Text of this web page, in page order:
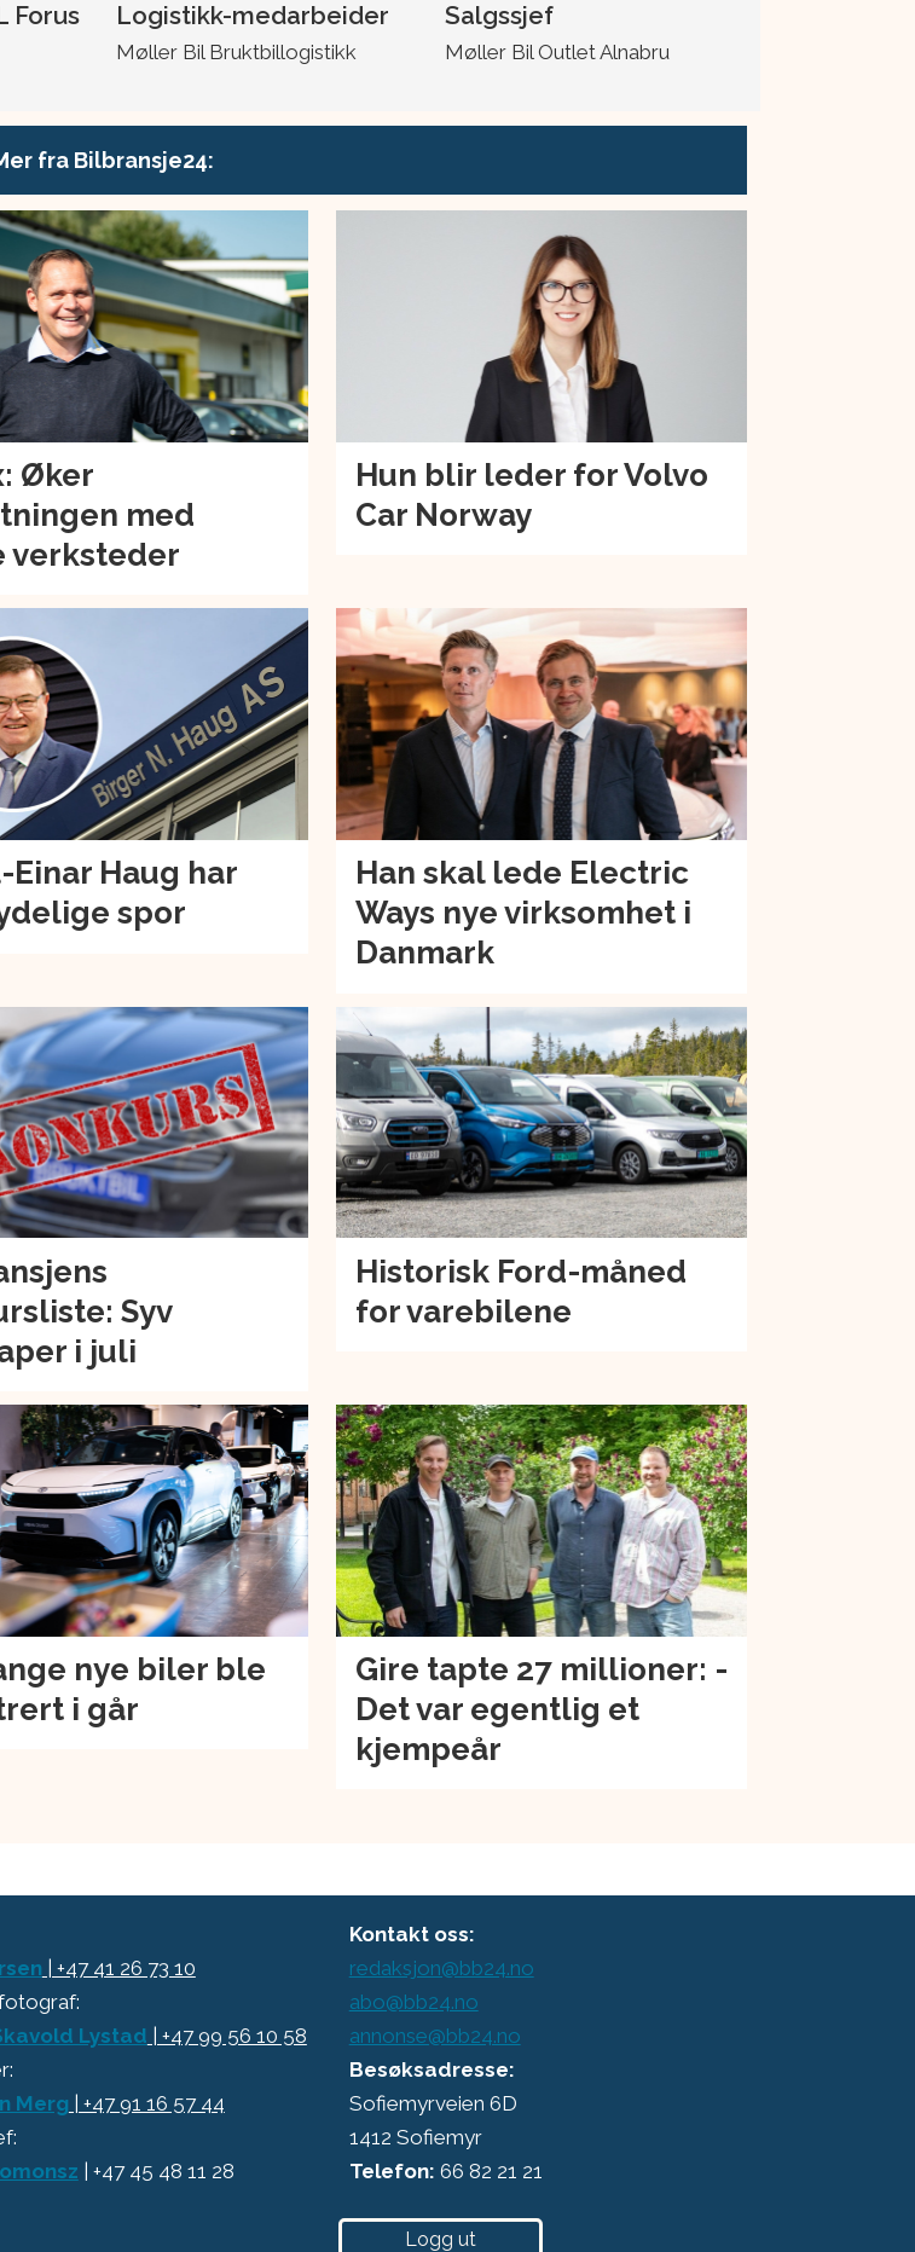
Forus Logistikk-medarbeider
Møller Bil Bruktbillogistikk
Salgssjef
Møller Bil Outlet Alnabru
fra Bilbransje24:
Øker
med
Hun blir leder for Volvo
Car Norway
Einar Haug har
spor
Han skal lede Electric
Ways nye virksomhet i
Danmark
Syv
i juli
Historisk Ford-måned
for varebilene
nye biler ble
i går
Gire tapte 27 millioner: -
Det var egentlig et
kjempeår
| +47 41 26 73 10
Lystad | +47 99 56 10 58
Merg | +47 91 16 57 44
| +47 45 48 11 28
Kontakt oss:
redaksjon@bb24.no
abo@bb24.no
annonse@bb24.no
Besøksadresse:
Sofiemyrveien 6D
1412 Sofiemyr
Telefon: 66 82 21 21
Logg ut